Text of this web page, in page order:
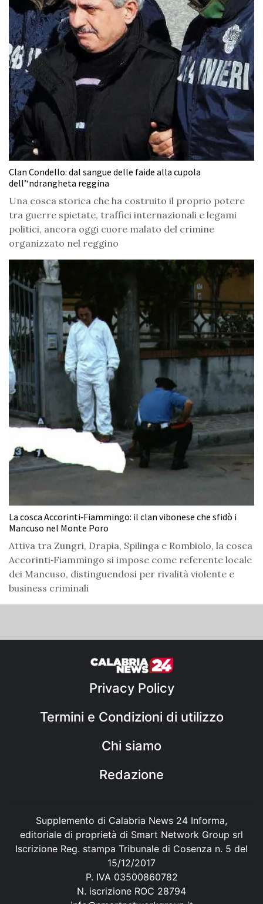
Clan Condello: dal sangue delle faide alla cupola
dell’‘ndrangheta reggina
Una cosca storica che ha costruito il proprio potere
tra guerre spietate, traffici internazionali e legami
politici, ancora oggi cuore malato del crimine
organizzato nel reggino
La cosca Accorinti‑Fiammingo: il clan vibonese che sfidò i
Mancuso nel Monte Poro
Attiva tra Zungri, Drapia, Spilinga e Rombiolo, la cosca
Accorinti‑Fiammingo si impose come referente locale
dei Mancuso, distinguendosi per rivalità violente e
business criminali
Privacy Policy
Termini e Condizioni di utilizzo
Chi siamo
Redazione
Supplemento di Calabria News 24 Informa,
editoriale di proprietà di Smart Network Group srl
Iscrizione Reg. stampa Tribunale di Cosenza n. 5 del
15/12/2017
P. IVA 03500860782
N. iscrizione ROC 28794